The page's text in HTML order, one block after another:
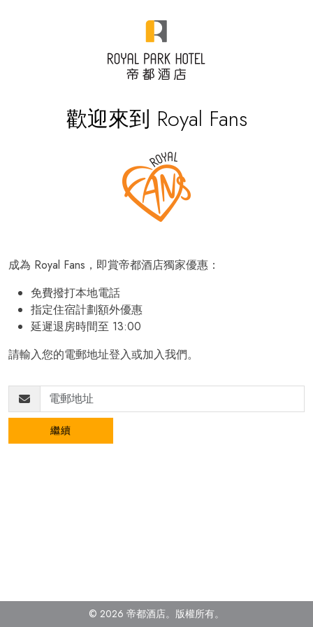
歡迎來到 Royal Fans
成為 Royal Fans，即賞帝都酒店獨家優惠：
免費撥打本地電話
指定住宿計劃額外優惠
延遲退房時間至 13:00
請輸入您的電郵地址登入或加入我們。
繼續
© 2026 帝都酒店。版權所有。